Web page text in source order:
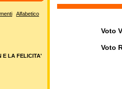
Voto
Voto
Alfabetico
E LA FELICITA'